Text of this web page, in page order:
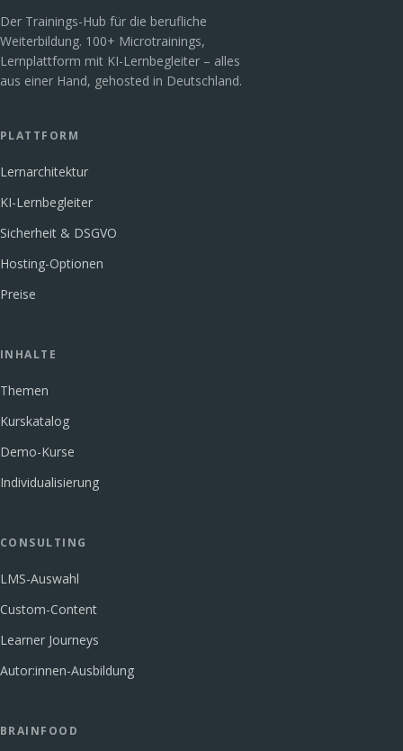
Der Trainings-Hub für die berufliche
Weiterbildung. 100+ Microtrainings,
Lernplattform mit KI-Lernbegleiter – alles
aus einer Hand, gehosted in Deutschland.
PLATTFORM
Lernarchitektur
KI-Lernbegleiter
Sicherheit & DSGVO
Hosting-Optionen
Preise
INHALTE
Themen
Kurskatalog
Demo-Kurse
Individualisierung
CONSULTING
LMS-Auswahl
Custom-Content
Learner Journeys
Autor:innen-Ausbildung
BRAINFOOD